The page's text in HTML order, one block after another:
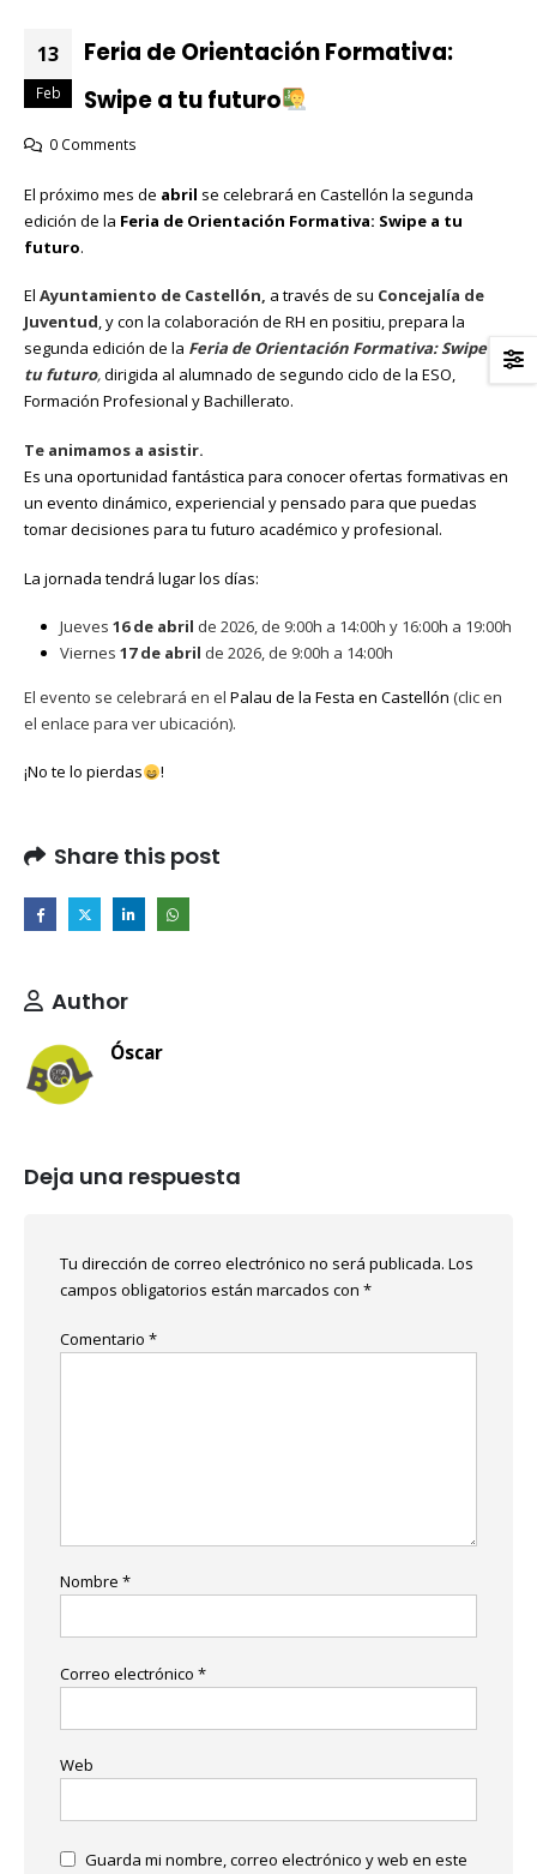
13
Feb
Feria de Orientación Formativa:
Swipe a tu futuro
0 Comments
El próximo mes de abril se celebrará en Castellón la segunda
edición de la Feria de Orientación Formativa: Swipe a tu
futuro.
El Ayuntamiento de Castellón, a través de su Concejalía de
Juventud, y con la colaboración de RH en positiu, prepara la
segunda edición de la Feria de Orientación Formativa: Swipe a
tu futuro,dirigida al alumnado de segundo ciclo de la ESO,
Formación Profesional y Bachillerato.
Te animamos a asistir.
Es una oportunidad fantástica para conocer ofertas formativas en
un evento dinámico, experiencial y pensado para que puedas
tomar decisiones para tu futuro académico y profesional.
La jornada tendrá lugar los días:
Jueves 16 de abril de 2026, de 9:00h a 14:00h y 16:00h a 19:00h
Viernes 17 de abril de 2026, de 9:00h a 14:00h
El evento se celebrará en el Palau de la Festa en Castellón (clic en
el enlace para ver ubicación).
¡No te lo pierdas !
Share this post
Author
Óscar
Deja una respuesta
Tu dirección de correo electrónico no será publicada. Los
campos obligatorios están marcados con *
Comentario *
Nombre *
Correo electrónico *
Web
Guarda mi nombre, correo electrónico y web en este